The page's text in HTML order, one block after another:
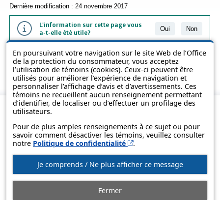
En poursuivant votre navigation sur le site Web de l’Office
de la protection du consommateur, vous acceptez
l’utilisation de témoins (cookies). Ceux-ci peuvent être
utilisés pour améliorer l’expérience de navigation et
personnaliser l’affichage d’avis et d’avertissements. Ces
témoins ne recueillent aucun renseignement permettant
d’identifier, de localiser ou d’effectuer un profilage des
utilisateurs.
Pour de plus amples renseignements à ce sujet ou pour
savoir comment désactiver les témoins, veuillez consulter
notre Politique de confidentialité Cet hyperlien s’ouvrira
.
Je comprends / Ne plus afficher ce message
Fermer
Dernière modification : 24 novembre 2017
L'information sur cette page vous
a-t-elle été utile?
Oui Non
L'information présentée dans cette page a été vulgarisée pour en
favoriser la compréhension. Elle ne remplace pas les textes des lois
et des règlements.
© Gouvernement du Québec, 2013-2025